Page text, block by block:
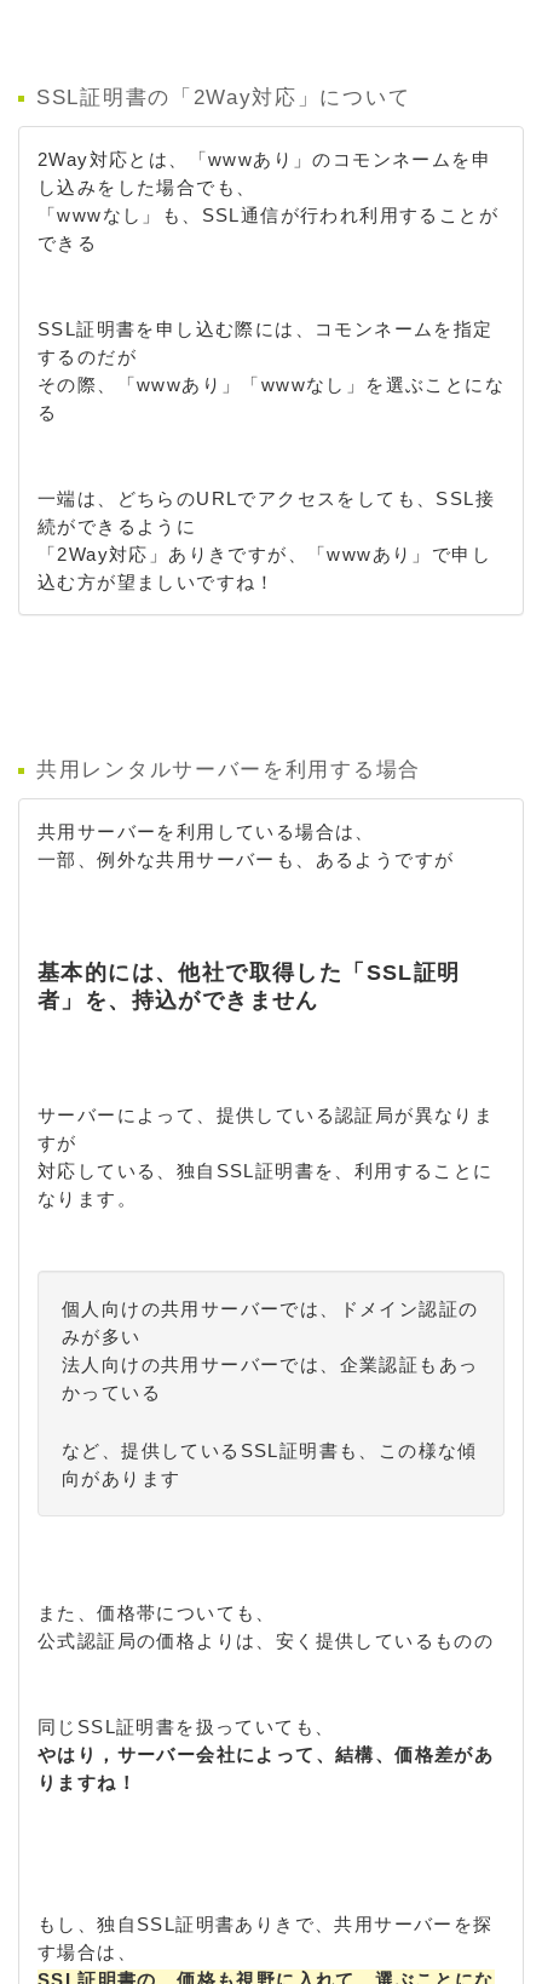
SSL証明書の「2Way対応」について
2Way対応とは、「wwwあり」のコモンネームを申
し込みをした場合でも、
「wwwなし」も、SSL通信が行われ利用することが
できる
SSL証明書を申し込む際には、コモンネームを指定
するのだが
その際、「wwwあり」「wwwなし」を選ぶことにな
る
一端は、どちらのURLでアクセスをしても、SSL接
続ができるように
「2Way対応」ありきですが、「wwwあり」で申し
込む方が望ましいですね！
共用レンタルサーバーを利用する場合
共用サーバーを利用している場合は、
一部、例外な共用サーバーも、あるようですが
基本的には、他社で取得した「SSL証明
者」を、持込ができません
サーバーによって、提供している認証局が異なりま
すが
対応している、独自SSL証明書を、利用することに
なります。
個人向けの共用サーバーでは、ドメイン認証の
みが多い
法人向けの共用サーバーでは、企業認証もあっ
かっている
など、提供しているSSL証明書も、この様な傾
向があります
また、価格帯についても、
公式認証局の価格よりは、安く提供しているものの
同じSSL証明書を扱っていても、
やはり，サーバー会社によって、結構、価格差があ
りますね！
もし、独自SSL証明書ありきで、共用サーバーを探
す場合は、
SSL証明書の、価格も視野に入れて、選ぶことにな